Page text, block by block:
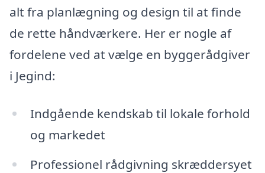
alt fra planlægning og design til at finde
de rette håndværkere. Her er nogle af
fordelene ved at vælge en byggerådgiver
i Jegind:
Indgående kendskab til lokale forhold
og markedet
Professionel rådgivning skræddersyet